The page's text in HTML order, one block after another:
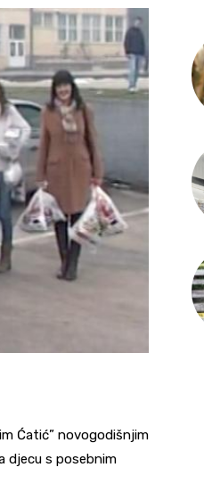
Ćatić” novogodišnjim
djecu s posebnim